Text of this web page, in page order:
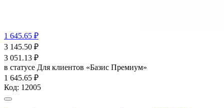
1 645.65 ₽
3 145.50 ₽
3 051.13 ₽
в статусе Для клиентов «Базис Премиум»
1 645.65 ₽
Код: 12005